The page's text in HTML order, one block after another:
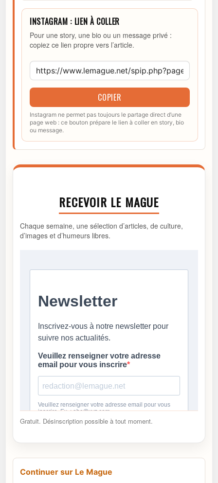
INSTAGRAM : LIEN À COLLER
Pour une story, une bio ou un message privé :
copiez ce lien propre vers l’article.
COPIER
Instagram ne permet pas toujours le partage direct d’une
page web : ce bouton prépare le lien à coller en story, bio
ou message.
RECEVOIR LE MAGUE
Chaque semaine, une sélection d’articles, de culture,
d’images et d’humeurs libres.
Gratuit. Désinscription possible à tout moment.
Continuer sur Le Mague